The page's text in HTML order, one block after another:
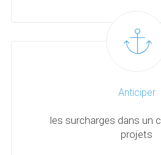
Anticiper
les surcharges dans un
projets